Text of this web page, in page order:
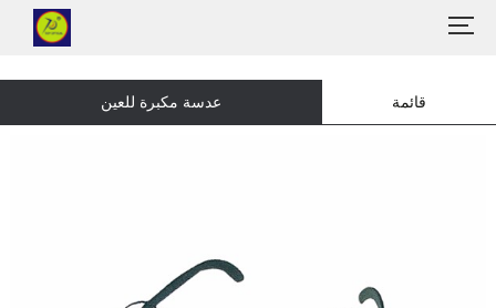
عدسة مكبرة للعين قائمة